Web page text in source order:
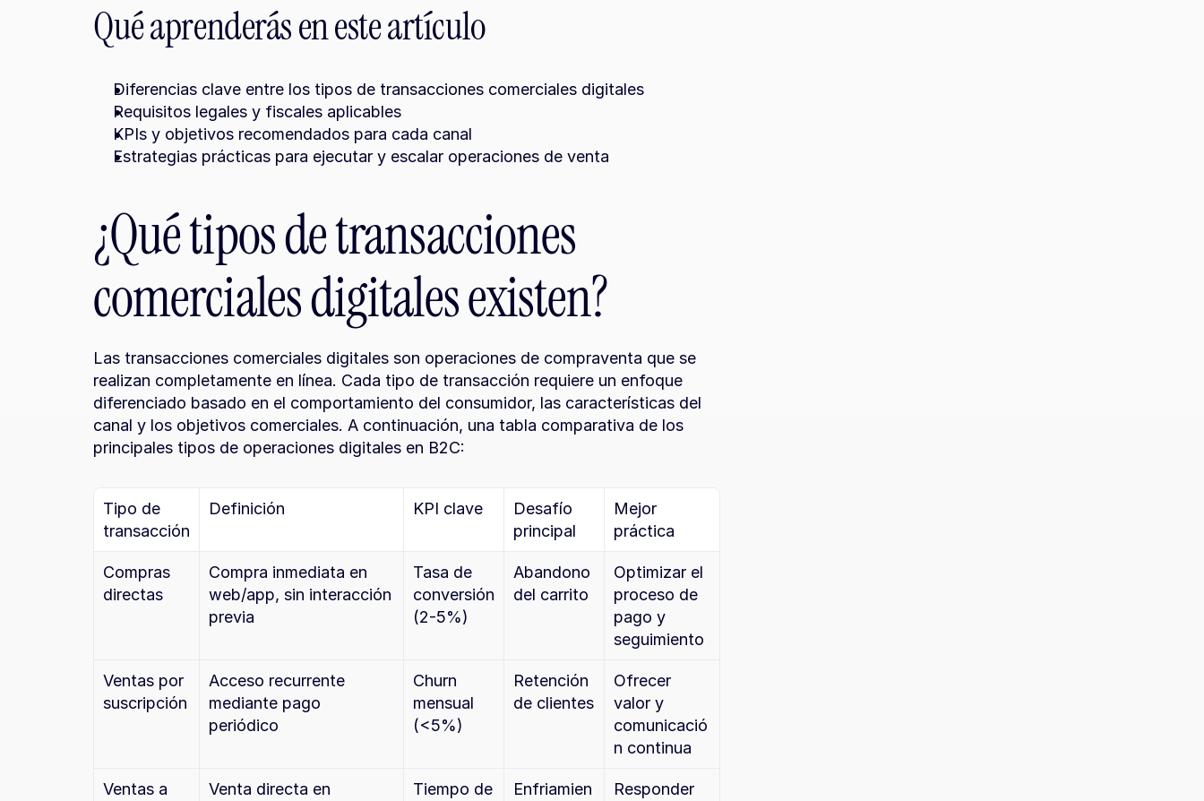
Qué aprenderás en este artículo
Diferencias clave entre los tipos de transacciones comerciales digitales
Requisitos legales y fiscales aplicables
KPIs y objetivos recomendados para cada canal
Estrategias prácticas para ejecutar y escalar operaciones de venta
¿Qué tipos de transacciones
comerciales digitales existen?
Las transacciones comerciales digitales son operaciones de compraventa que se
realizan completamente en línea. Cada tipo de transacción requiere un enfoque
diferenciado basado en el comportamiento del consumidor, las características del
canal y los objetivos comerciales. A continuación, una tabla comparativa de los
principales tipos de operaciones digitales en B2C:
Tipo de
transacción
Definición KPI clave
Desafío
principal
Mejor
práctica
Compras
directas
Compra inmediata en
web/app, sin interacción
previa
Tasa de
conversión
(2-5%)
Abandono
del carrito
Optimizar el
proceso de
pago y
seguimiento
Ventas por
suscripción
Acceso recurrente
mediante pago
periódico
Churn
mensual
(<5%)
Retención
de clientes
Ofrecer
valor y
comunicació
n continua
Ventas a
Venta directa en
Tiempo de
Enfriamien
Responder